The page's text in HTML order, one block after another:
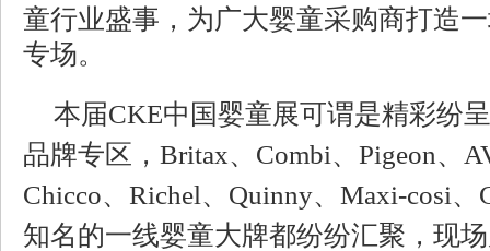
童行业盛事，为广大婴童采购商打造
专场。
本届CKE中国婴童展可谓是精彩纷
品牌专区，Britax、Combi、Pigeon、
Chicco、Richel、Quinny、Maxi-cosi
知名的一线婴童大牌都纷纷汇聚，现